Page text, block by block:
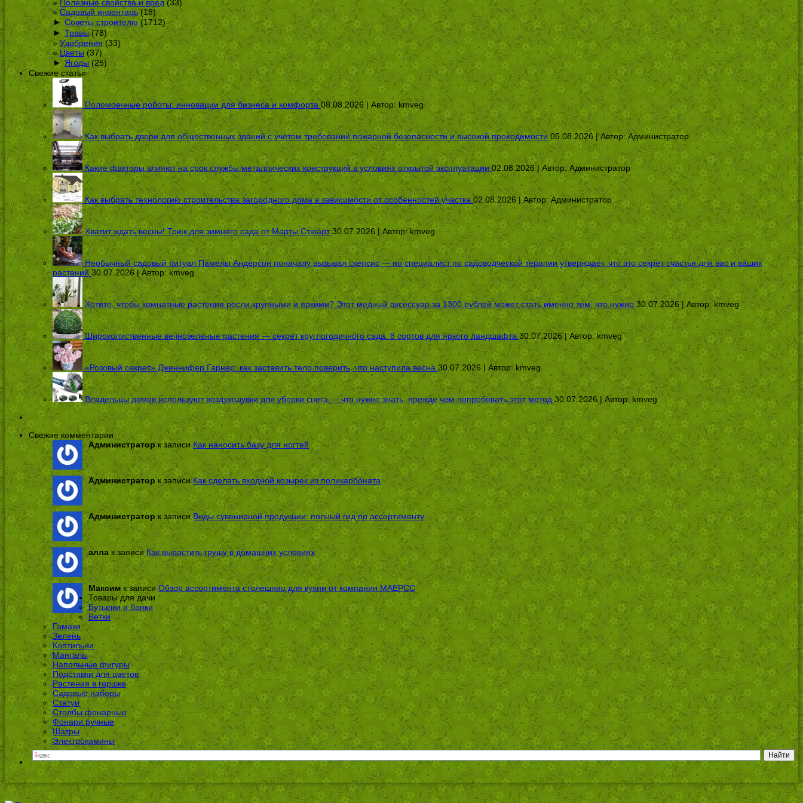
Полезные свойства и вред (33)
Садовый инвентарь(18)
► Советы строителю(1712)
► Травы(78)
Удобрения (33)
Цветы (37)
► Ягоды(25)
Свежие статьи
Поломоечные роботы: инновации для бизнеса и комфорта 08.08.2026 | Автор: kmveg
Как выбрать двери для общественных зданий с учётом требований пожарной безопасности и высокой проходимости 05.08.2026 | Автор:Администратор
Какие факторы влияют на срок службы металлических конструкций в условиях открытой эксплуатации 02.08.2026 | Автор:Администратор
Как выбрать технологию строительства загородного дома в зависимости от особенностей участка 02.08.2026 | Автор:Администратор
Хватит ждать весны! Трюк для зимнего сада от Марты Стюарт 30.07.2026 | Автор:kmveg
Необычный садовый ритуал Памелы Андерсон поначалу вызывал скепсис — но специалист по садоводческой терапии утверждает, что это секрет счастья для вас и ваших
растений 30.07.2026 | Автор: kmveg
Хотите, чтобы комнатные растения росли крупными и яркими? Этот медный аксессуар за 1300 рублей может стать именно тем, что нужно 30.07.2026 | Автор:kmveg
Широколиственные вечнозеленые растения — секрет круглогодичного сада: 8 сортов для яркого ландшафта 30.07.2026 | Автор:kmveg
«Розовый секрет» Дженнифер Гарнер: как заставить тело поверить, что наступила весна 30.07.2026 | Автор:kmveg
Владельцы домов используют воздуходувки для уборки снега — что нужно знать, прежде чем попробовать этот метод 30.07.2026 | Автор:kmveg
Свежие комментарии
Администраторк записиКак наносить базу для ногтей
Администраторк записиКак сделать входной козырек из поликарбоната
Администраторк записиВиды сувенирной продукции: полный гид по ассортименту
алла к записи Как вырастить грушу в домашних условиях
Максимк записиОбзор ассортимента столешниц для кухни от компании МАЕРСС
Товары для дачи
Бутылки и банки
Ветки
Гамаки
Зелень
Коптильни
Мангалы
Напольные фигуры
Подставки для цветов
Растения в горшке
Садовые наборы
Статуи
Столбы фонарные
Фонари ручные
Шатры
Электрокамины